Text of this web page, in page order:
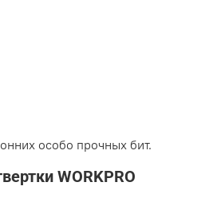
особо прочных бит.
WORKPRO